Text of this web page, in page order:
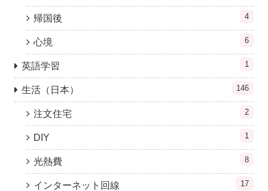
帰国後 4
心境 6
英語学習 1
生活（日本） 146
注文住宅 2
DIY 1
光熱費 8
インターネット回線 17